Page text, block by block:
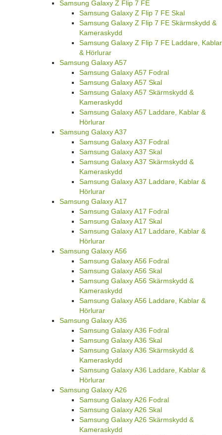
Samsung Galaxy Z Flip 7 FE
Samsung Galaxy Z Flip 7 FE Skal
Samsung Galaxy Z Flip 7 FE Skärmskydd &
Kameraskydd
Samsung Galaxy Z Flip 7 FE Laddare, Kablar
& Hörlurar
Samsung Galaxy A57
Samsung Galaxy A57 Fodral
Samsung Galaxy A57 Skal
Samsung Galaxy A57 Skärmskydd &
Kameraskydd
Samsung Galaxy A57 Laddare, Kablar &
Hörlurar
Samsung Galaxy A37
Samsung Galaxy A37 Fodral
Samsung Galaxy A37 Skal
Samsung Galaxy A37 Skärmskydd &
Kameraskydd
Samsung Galaxy A37 Laddare, Kablar &
Hörlurar
Samsung Galaxy A17
Samsung Galaxy A17 Fodral
Samsung Galaxy A17 Skal
Samsung Galaxy A17 Laddare, Kablar &
Hörlurar
Samsung Galaxy A56
Samsung Galaxy A56 Fodral
Samsung Galaxy A56 Skal
Samsung Galaxy A56 Skärmskydd &
Kameraskydd
Samsung Galaxy A56 Laddare, Kablar &
Hörlurar
Samsung Galaxy A36
Samsung Galaxy A36 Fodral
Samsung Galaxy A36 Skal
Samsung Galaxy A36 Skärmskydd &
Kameraskydd
Samsung Galaxy A36 Laddare, Kablar &
Hörlurar
Samsung Galaxy A26
Samsung Galaxy A26 Fodral
Samsung Galaxy A26 Skal
Samsung Galaxy A26 Skärmskydd &
Kameraskydd